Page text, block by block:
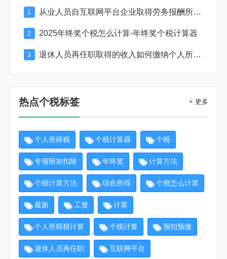
1 从业人员自互联网平台企业取得劳务报酬所得的个人所得税预扣预缴计算方法
2 2025年终奖个税怎么计算-年终奖个税计算器
3 退休人员再任职取得的收入如何缴纳个人所得税
热点个税标签 + 更多
个人所得税 个税计算器 个税
专项附加扣除 年终奖 计算方法
个税计算方法 综合所得 个税怎么计算
最新 工资 计算
个人所得税计算 个税计算 预扣预缴
退休人员再任职 互联网平台